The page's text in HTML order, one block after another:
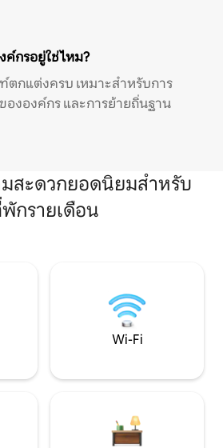
กรอยู่ใช่ไหม?
ตกแต่งครบ เหมาะสำหรับการ
งองค์กร และการย้ายถิ่นฐาน
สะดวกยอดนิยมสำหรับ
กรายเดือน
Wi-Fi